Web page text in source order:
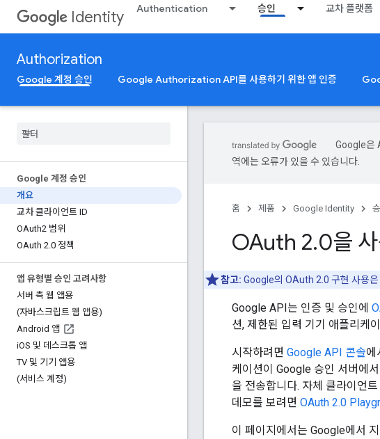
Identity Authentication 승인 교차 플랫폼
Authorization
Google 계정 승인 Google Authorization API를 사용하기 위한 앱 인증
Google 계정 승인
개요
교차 클라이언트 ID
OAuth2 범위
OAuth 2.0 정책
앱 유형별 승인 고려사항
서버 측 웹 앱용
(자바스크립트 웹 앱용)
Android 앱
iOS 및 데스크톱 앱
TV 및 기기 앱용
(서비스 계정)
Google은
역에는 오류가 있을 수 있습니다.
홈 제품 Google Identity
OAuth 2.0을
참고: Google의 OAuth 2.0 구현 사용은
Google API는 인증 및 승인에
션, 제한된 입력 기기 애플리케
시작하려면 Google API 콘솔에
케이션이 Google 승인 서버에
을 전송합니다. 자체 클라이언
데모를 보려면 OAuth 2.0
이 페이지에서는 Google에서